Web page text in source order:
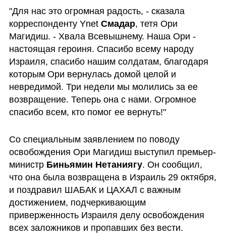
"Для нас это огромная радость, - сказала
корреспонденту Ynet Смадар, тетя Ори
Магидиш. - Хвала Всевышнему. Наша Ори -
настоящая героиня. Спасибо всему народу
Израиля, спасибо нашим солдатам, благодаря
которым Ори вернулась домой целой и
невредимой. Три недели мы молились за ее
возвращение. Теперь она с нами. Огромное
спасибо всем, кто помог ее вернуть!"
Со специальным заявлением по поводу
освобождения Ори Магидиш выступил премьер-
министр Биньямин Нетаниягу. Он сообщил,
что она была возвращена в Израиль 29 октября,
и поздравил ШАБАК и ЦАХАЛ с важным
достижением, подчеркивающим
приверженность Израиля делу освобождения
всех заложников и пропавших без вести.